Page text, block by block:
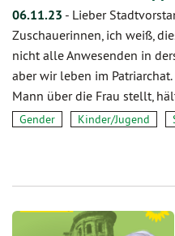
06.11.23 - Lieber
Zuschauerinnen, ich weiß,
nicht alle Anwesenden in
aber wir leben im
Mann über die Frau stellt,
Gender Kinder/Jugend